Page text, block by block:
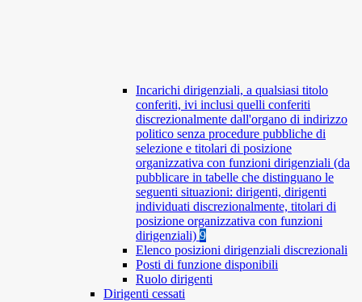
Incarichi dirigenziali, a qualsiasi titolo
conferiti, ivi inclusi quelli conferiti
discrezionalmente dall'organo di indirizzo
politico senza procedure pubbliche di
selezione e titolari di posizione
organizzativa con funzioni dirigenziali (da
pubblicare in tabelle che distinguano le
seguenti situazioni: dirigenti, dirigenti
individuati discrezionalmente, titolari di
posizione organizzativa con funzioni
dirigenziali) 9
Elenco posizioni dirigenziali discrezionali
Posti di funzione disponibili
Ruolo dirigenti
Dirigenti cessati